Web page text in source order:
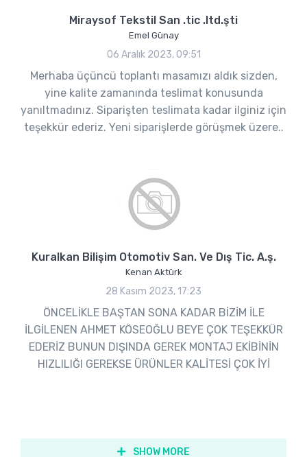
Miraysof Tekstil San .tic .ltd.şti
Emel Günay
06 Aralık 2023, 09:51
Merhaba üçüncü toplantı masamızı aldık sizden,
yine kalite zamanında teslimat konusunda
yanıltmadınız. Siparişten teslimata kadar ilginiz için
teşekkür ederiz. Yeni siparişlerde görüşmek üzere..
Kuralkan Bilişim Otomotiv San. Ve Dış Tic. A.ş.
Kenan Aktürk
28 Kasım 2023, 17:23
ÖNCELİKLE BAŞTAN SONA KADAR BİZİM İLE
İLGİLENEN AHMET KÖSEOĞLU BEYE ÇOK TEŞEKKÜR
EDERİZ BUNUN DIŞINDA GEREK MONTAJ EKİBİNİN
HIZLILIĞI GEREKSE ÜRÜNLER KALİTESİ ÇOK İYİ
SHOW MORE